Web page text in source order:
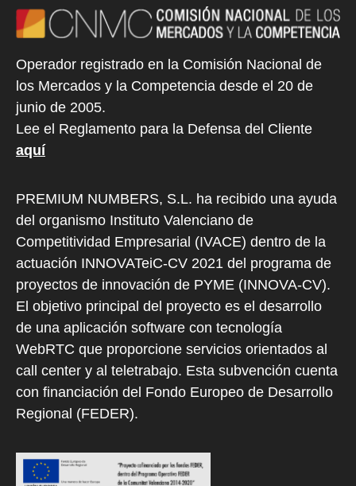
Operador registrado en la Comisión Nacional de
los Mercados y la Competencia desde el 20 de
junio de 2005.
Lee el Reglamento para la Defensa del Cliente
aquí
PREMIUM NUMBERS, S.L. ha recibido una ayuda
del organismo Instituto Valenciano de
Competitividad Empresarial (IVACE) dentro de la
actuación INNOVATeiC-CV 2021 del programa de
proyectos de innovación de PYME (INNOVA-CV).
El objetivo principal del proyecto es el desarrollo
de una aplicación software con tecnología
WebRTC que proporcione servicios orientados al
call center y al teletrabajo. Esta subvención cuenta
con financiación del Fondo Europeo de Desarrollo
Regional (FEDER).